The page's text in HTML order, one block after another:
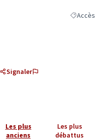
Filtrer les
Accès
Signaler
Les plus
anciens
Les plus
débattus